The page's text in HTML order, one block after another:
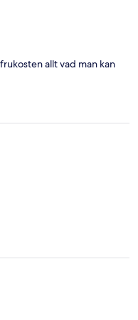
allt vad man kan